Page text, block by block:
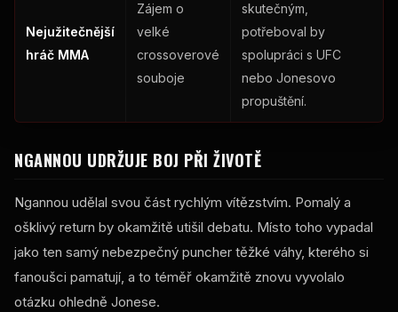
Nejužitečnější
hráč MMA
Zájem o
velké
crossoverové
souboje
skutečným,
potřeboval by
spolupráci s UFC
nebo Jonesovo
propuštění.
NGANNOU UDRŽUJE BOJ PŘI ŽIVOTĚ
Ngannou udělal svou část rychlým vítězstvím. Pomalý a
ošklivý return by okamžitě utišil debatu. Místo toho vypadal
jako ten samý nebezpečný puncher těžké váhy, kterého si
fanoušci pamatují, a to téměř okamžitě znovu vyvolalo
otázku ohledně Jonese.